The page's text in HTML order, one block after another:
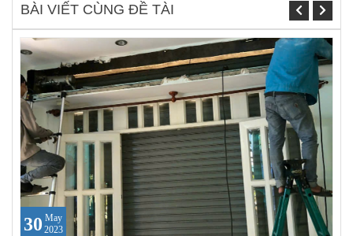
BÀI VIẾT CÙNG ĐỀ TÀI
30 May
2023